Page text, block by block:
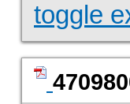
toggle